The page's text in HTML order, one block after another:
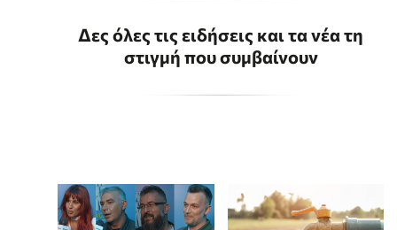
Δες όλες τις ειδήσεις και τα νέα τη
στιγμή που συμβαίνουν